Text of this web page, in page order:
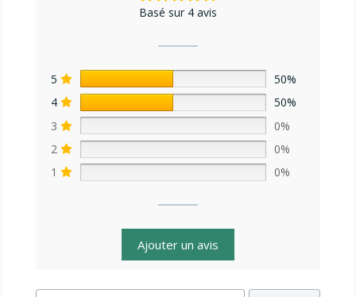
Basé sur 4 avis
5
50%
4
50%
3
0%
2
0%
1
0%
Ajouter un avis